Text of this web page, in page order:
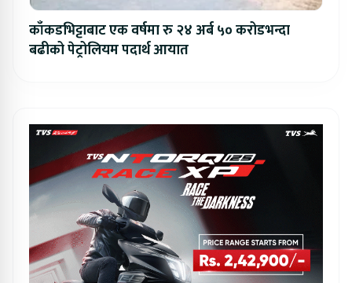
काँकडभिट्टाबाट एक वर्षमा रु २४ अर्ब ५० करोडभन्दा
बढीको पेट्रोलियम पदार्थ आयात